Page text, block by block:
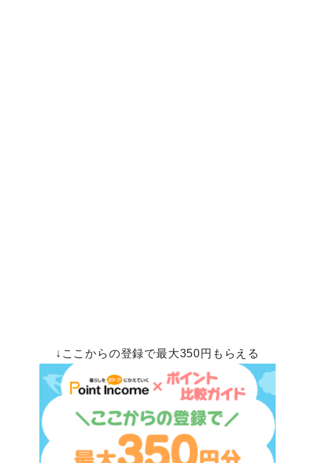
↓ここからの登録で最大350円もらえる